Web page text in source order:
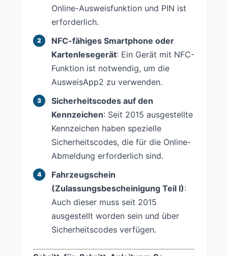
Online-Ausweisfunktion und PIN ist
erforderlich.
NFC-fähiges Smartphone oder
Kartenlesegerät: Ein Gerät mit NFC-
Funktion ist notwendig, um die
AusweisApp2 zu verwenden.
Sicherheitscodes auf den
Kennzeichen: Seit 2015 ausgestellte
Kennzeichen haben spezielle
Sicherheitscodes, die für die Online-
Abmeldung erforderlich sind.
Fahrzeugschein
(Zulassungsbescheinigung Teil I):
Auch dieser muss seit 2015
ausgestellt worden sein und über
Sicherheitscodes verfügen.